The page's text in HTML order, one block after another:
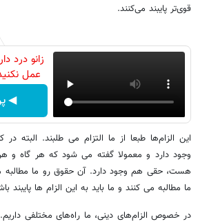
قوی‌تر پایبند می‌کنند.
زانو درد
عمل
◀
این الزام‌ها طبعا از ما التزام می طلبند. البته
وجود دارد و معمولا گفته می شود که هر گاه و
هست، حقی هم وجود دارد. آن حقوق رو ما مطالبه
ما مطالبه می کنند و ما باید به این الزام ها پایبند
در خصوص الزام‌های دینی، ما راه‌های مختلفی